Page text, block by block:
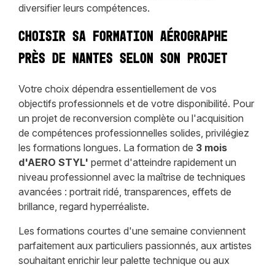
diversifier leurs compétences.
Choisir sa formation aérographe
près de Nantes selon son projet
Votre choix dépendra essentiellement de vos
objectifs professionnels et de votre disponibilité. Pour
un projet de reconversion complète ou l'acquisition
de compétences professionnelles solides, privilégiez
les formations longues. La formation de 3 mois
d'AERO STYL' permet d'atteindre rapidement un
niveau professionnel avec la maîtrise de techniques
avancées : portrait ridé, transparences, effets de
brillance, regard hyperréaliste.
Les formations courtes d'une semaine conviennent
parfaitement aux particuliers passionnés, aux artistes
souhaitant enrichir leur palette technique ou aux